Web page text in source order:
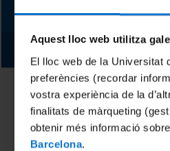
Aquest lloc web utilitza
El lloc web de la Universitat
preferències (recordar
vostra experiència de la
finalitats de màrqueting
obtenir més informació
Barcelona.
language materials
English
Self-access resource
Online learning
Exclusive to UB community